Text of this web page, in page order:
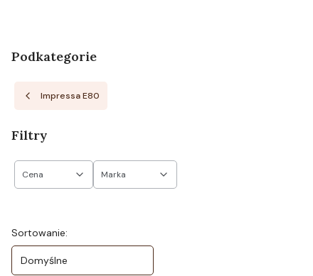
Podkategorie
Impressa E80
Filtry
Cena Marka
Lista produktów
Sortowanie:
Domyślne